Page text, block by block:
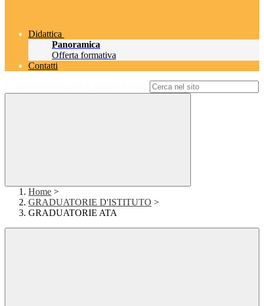
Didattica
Panoramica
Offerta formativa
Contatti
Home >
GRADUATORIE D'ISTITUTO >
GRADUATORIE ATA